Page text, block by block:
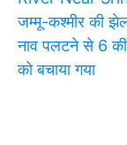
जम्मू-कश्मीर की
नाव पलटने से 6 की
को बचाया गया